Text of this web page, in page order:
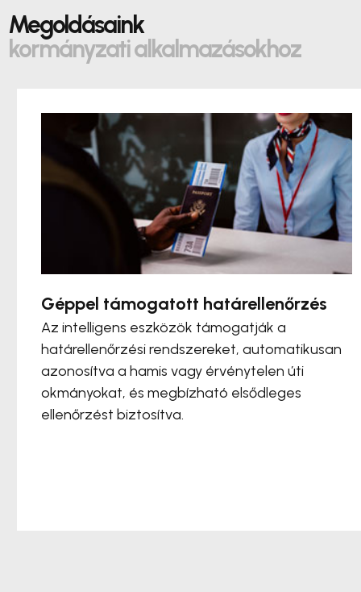
Megoldásaink
kormányzati alkalmazásokhoz
Géppel támogatott határellenőrzés
Az intelligens eszközök támogatják a
határellenőrzési rendszereket, automatikusan
azonosítva a hamis vagy érvénytelen úti
okmányokat, és megbízható elsődleges
ellenőrzést biztosítva.